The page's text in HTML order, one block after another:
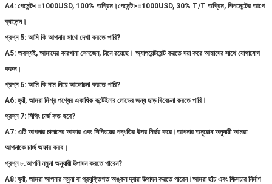
A4: পেমেন্ট<=1000USD, 100% অগ্রিম।পেমেন্ট>=1000USD, 30% T/T অগ্রিম, শিপমেন্টের আগে
ব্যালেন্স।
প্রশ্ন 5: আমি কি আপনার সাথে দেখা করতে পারি?
A5: অবশ্যই, আমাদের কারখানা শেনজেন, চীনে রয়েছে। অ্যাপয়েন্টমেন্ট করতে দয়া করে আমাদের সাথে যোগাযোগ
করুন।
প্রশ্ন 6: আমি কি দাম নিয়ে আলোচনা করতে পারি?
A6: হ্যাঁ, আমরা মিশ্র পণ্যের একাধিক কন্টেইনার লোডের জন্য ছাড় বিবেচনা করতে পারি।
প্রশ্ন 7: শিপিং চার্জ কত হবে?
A7: এটি আপনার চালানের আকার এবং শিপিংয়ের পদ্ধতির উপর নির্ভর করে।আপনার অনুরোধ অনুযায়ী আমরা
আপনাকে চার্জ অফার করব।
প্রশ্ন ৮.আপনি নমুনা অনুযায়ী উত্পাদন করতে পারেন?
A8: হ্যাঁ, আমরা আপনার নমুনা বা প্রযুক্তিগত অঙ্কন দ্বারা উত্পাদন করতে পারেন।আমরা ছাঁচ এবং ফিক্সচার নির্মাণ